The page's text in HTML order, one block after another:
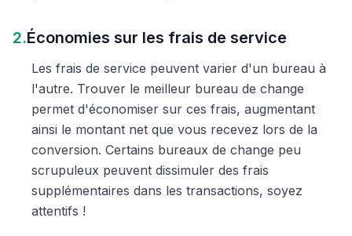
2.Économies sur les frais de service
Les frais de service peuvent varier d'un bureau à
l'autre. Trouver le meilleur bureau de change
permet d'économiser sur ces frais, augmentant
ainsi le montant net que vous recevez lors de la
conversion. Certains bureaux de change peu
scrupuleux peuvent dissimuler des frais
supplémentaires dans les transactions, soyez
attentifs !